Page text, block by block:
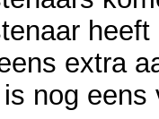
extra
nog eens